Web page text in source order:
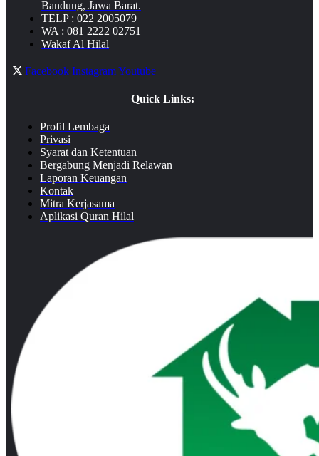
Bandung, Jawa Barat.
TELP : 022 2005079
WA : 081 2222 02751
Wakaf Al Hilal
Facebook InstagramYoutube
Quick Links:
Profil Lembaga
Privasi
Syarat dan Ketentuan
Bergabung Menjadi Relawan
Laporan Keuangan
Kontak
Mitra Kerjasama
Aplikasi Quran Hilal